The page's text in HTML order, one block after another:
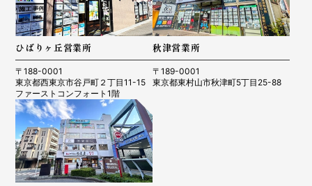
ひばりヶ丘営業所
〒188-0001
東京都西東京市谷戸町２丁目11-15
ファーストコンフォート1階
秋津営業所
〒189-0001
東京都東村山市秋津町5丁目25-88